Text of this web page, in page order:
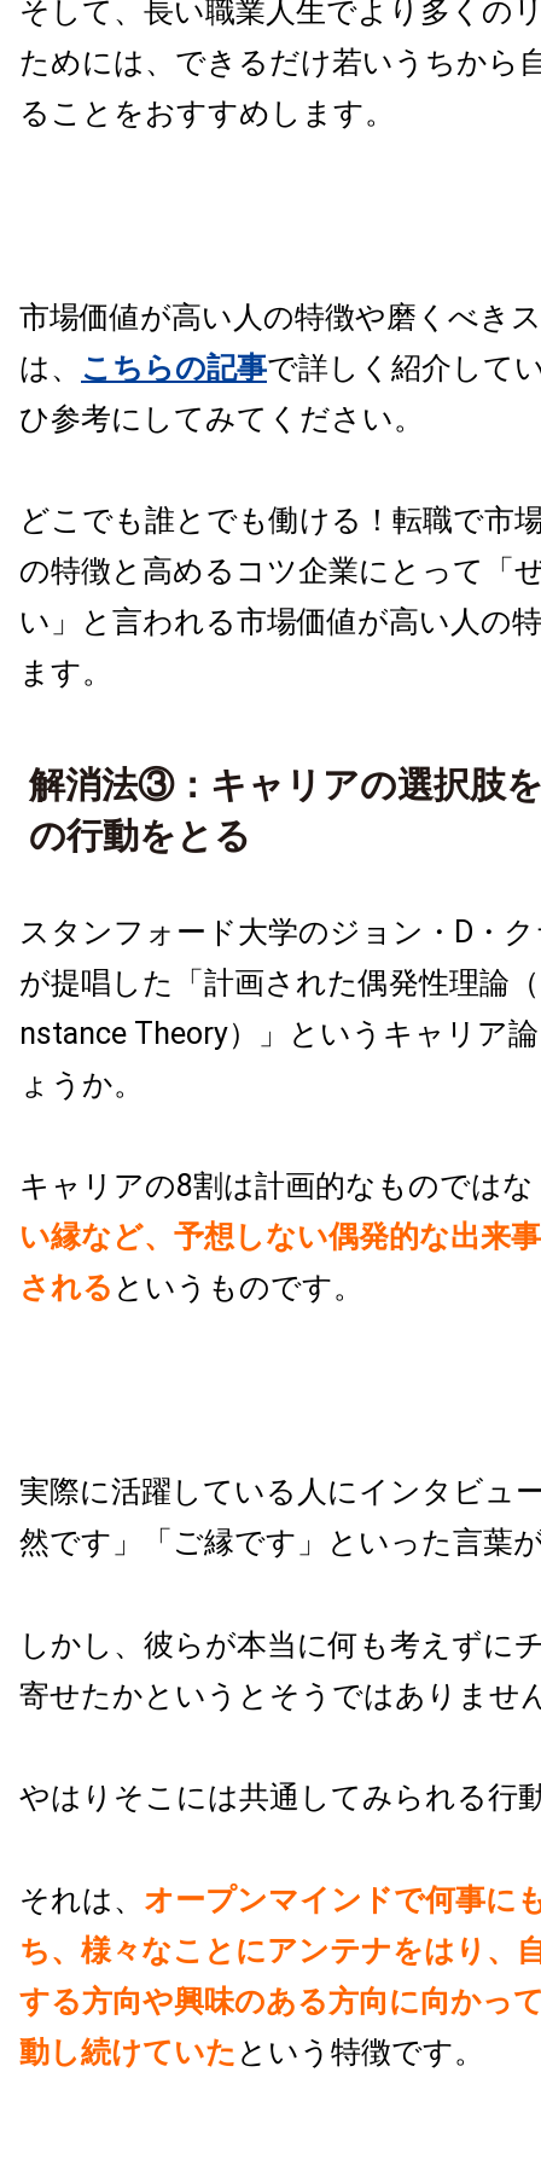
そして、長い職業人生でより多くの
ためには、できるだけ若いうちから
ることをおすすめします。
市場価値が高い人の特徴や磨くべき
は、
こちらの記事で詳しく紹介して
ひ参考にしてみてください。
どこでも誰とでも働ける！転職で市
の特徴と高めるコツ企業にとって「
い」と言われる市場価値が高い人の
ます。
解消法③：キャリアの選択肢
の行動をとる
スタンフォード大学のジョン・D・
が提唱した「計画された偶発性理論
nstance Theory）
」というキャリア
ょうか。
キャリアの8割は計画的なものではな
い縁など、予想しない偶発的な出来
される というものです。
実際に活躍している人にインタビュ
然です」「ご縁です」といった言葉
しかし、彼らが本当に何も考えずに
寄せたかというとそうではありませ
やはりそこには共通してみられる行
それは、 オープンマインドで何事に
ち、様々なことにアンテナをはり、
する方向や興味のある方向に向かっ
動し続けていた という特徴です。